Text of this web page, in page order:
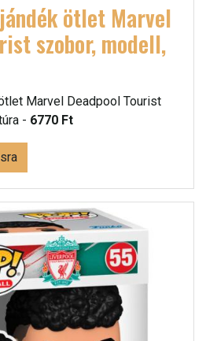
ötlet Marvel
szobor, modell,
Marvel Deadpool Tourist
- 6770 Ft